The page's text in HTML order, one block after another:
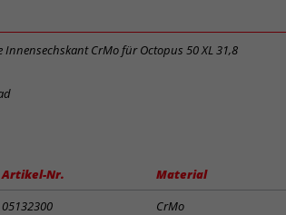
CrMo für Octopus 50 XL 31,8
Artikel-Nr. Material
05132300 CrMo